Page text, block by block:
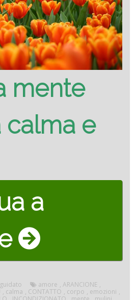
mente
calma e
a
CON
amore , ARANCIONE ,
, calma , CONTATTO , corpo , emozioni ,